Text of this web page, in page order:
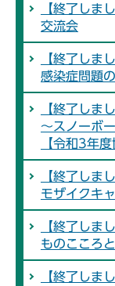
【終了しま
交流会
【終了しま
感染症問題
【終了しま
～スノーボ
【令和3年度
【終了しま
モザイクキ
【終了しま
ものこころ
【終了しま